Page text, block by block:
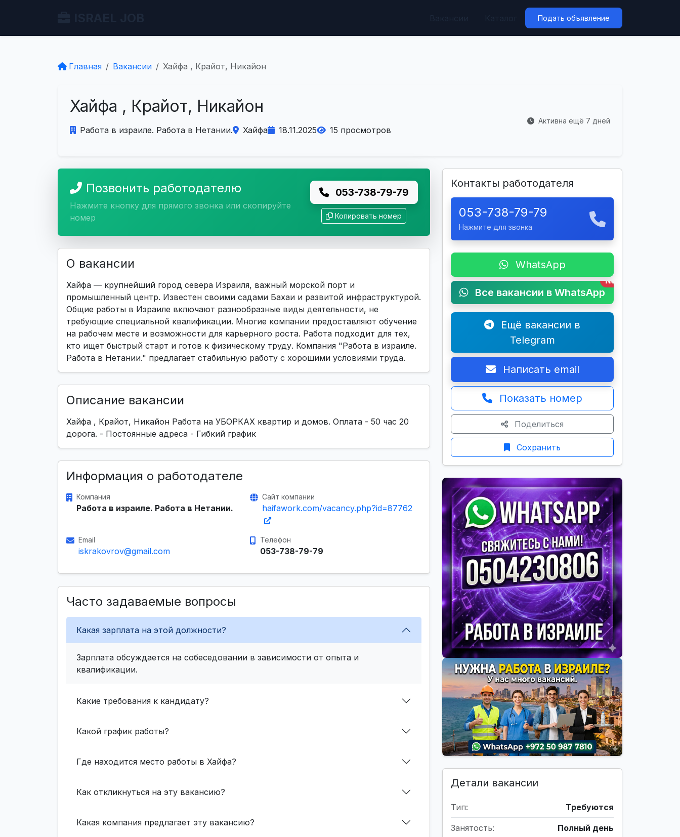
Подать объявление
Главная Вакансии Хайфа , Крайот, Никайон
Хайфа , Крайот, Никайон
Работа в израиле. Работа в Нетании. Хайфа 18.11.2025 15 просмотров
Активна ещё 7 дней
Позвонить работодателю
Нажмите кнопку для прямого звонка или скопируйте
номер
053-738-79-79
Копировать номер
О вакансии
Хайфа — крупнейший город севера Израиля, важный морской порт и
промышленный центр. Известен своими садами Бахаи и развитой инфраструктурой.
Общие работы в Израиле включают разнообразные виды деятельности, не
требующие специальной квалификации. Многие компании предоставляют обучение
на рабочем месте и возможности для карьерного роста. Работа подходит для тех,
кто ищет быстрый старт и готов к физическому труду. Компания "Работа в израиле.
Работа в Нетании." предлагает стабильную работу с хорошими условиями труда.
Описание вакансии
Хайфа , Крайот, Никайон Работа на УБОРКАХ квартир и домов. Оплата - 50 час 20
дорога. - Постоянные адреса - Гибкий график
Информация о работодателе
Компания
Работа в израиле. Работа в Нетании.
Сайт компании
haifawork.com/vacancy.php?id=87762
Email
iskrakovrov@gmail.com
Телефон
053-738-79-79
Часто задаваемые вопросы
Какая зарплата на этой должности?
Зарплата обсуждается на собеседовании в зависимости от опыта и
квалификации.
Какие требования к кандидату?
Какой график работы?
Где находится место работы в Хайфа?
Как откликнуться на эту вакансию?
Какая компания предлагает эту вакансию?
Контакты работодателя
053-738-79-79
Нажмите для звонка
WhatsApp
Все вакансии в WhatsApp
New
Ещё вакансии в
Telegram
Написать email
Показать номер
Поделиться
Сохранить
Детали вакансии
Тип: Требуются
Занятость: Полный день